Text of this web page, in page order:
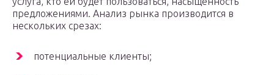
предложениями. Анализ рынка производится в
нескольких срезах:
потенциальные клиенты;